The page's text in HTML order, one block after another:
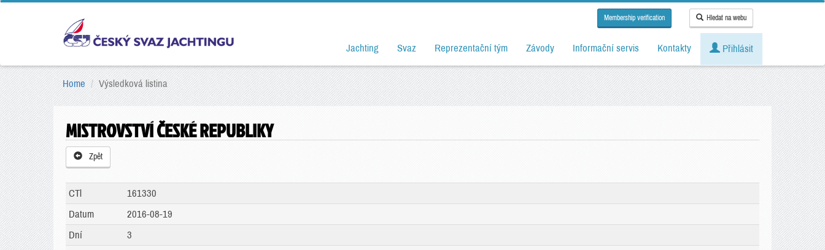
Membership verification Hledat na webu
Jachting Svaz Reprezentační tým Závody Informační servis Kontakty Přihlásit
Home Výsledková listina
MISTROVSTVÍ ČESKÉ REPUBLIKY
Zpět
CTl
161330
Datum
2016-08-19
Dní
3